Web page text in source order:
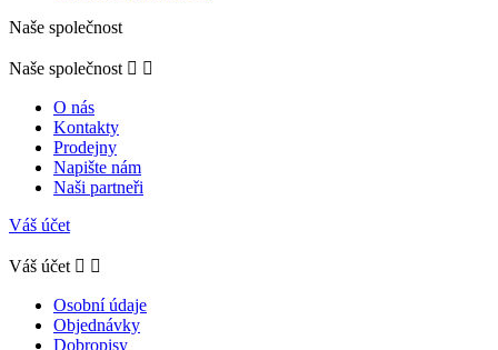
Naše společnost
Naše společnost  
O nás
Kontakty
Prodejny
Napište nám
Naši partneři
Váš účet
Váš účet  
Osobní údaje
Objednávky
Dobropisy